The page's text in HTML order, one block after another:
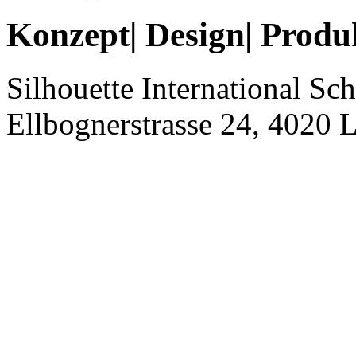
Konzept| Design|
Silhouette International
Ellbognerstrasse 24, 4020